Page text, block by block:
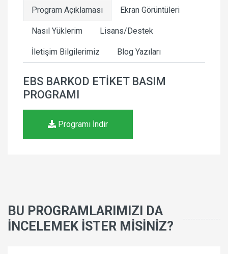
Program Açıklaması Ekran Görüntüleri
Nasıl Yüklerim Lisans/Destek
İletişim Bilgilerimiz Blog Yazıları
EBS BARKOD ETİKET BASIM
PROGRAMI
Programı İndir
BU PROGRAMLARIMIZI DA
İNCELEMEK İSTER MİSİNİZ?